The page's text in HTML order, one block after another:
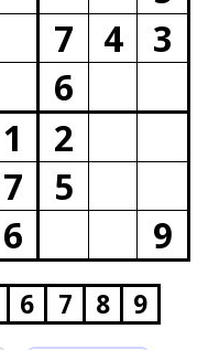
7 4
3
6
1
2
7
5
6 9
6 7 8 9